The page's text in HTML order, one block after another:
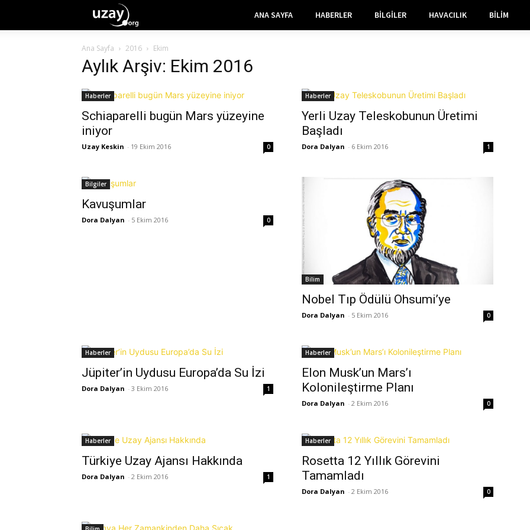
ANA SAYFA HABERLER BILGILER HAVACILIK BILIM
Ana Sayfa 2016 Ekim
Aylık Arşiv: Ekim 2016
Haberler
Schiaparelli bugün Mars yüzeyine
iniyor
Uzay Keskin - 19 Ekim 2016 0
Haberler
Yerli Uzay Teleskobunun Üretimi
Başladı
Dora Dalyan - 6 Ekim 2016 1
Bilgiler
Kavuşumlar
Dora Dalyan - 5 Ekim 2016 0
Bilim
Nobel Tıp Ödülü Ohsumi’ye
Dora Dalyan - 5 Ekim 2016 0
Haberler
Jüpiter’in Uydusu Europa’da Su İzi
Dora Dalyan - 3 Ekim 2016 1
Haberler
Elon Musk’un Mars’ı
Kolonileştirme Planı
Dora Dalyan - 2 Ekim 2016 0
Haberler
Türkiye Uzay Ajansı Hakkında
Dora Dalyan - 2 Ekim 2016 1
Haberler
Rosetta 12 Yıllık Görevini
Tamamladı
Dora Dalyan - 2 Ekim 2016 0